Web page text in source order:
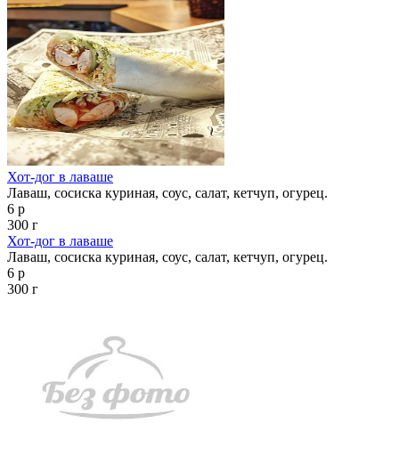
Хот-дог в лаваше
Лаваш, сосиска куриная, соус, салат, кетчуп, огурец.
6 р
300 г
Хот-дог в лаваше
Лаваш, сосиска куриная, соус, салат, кетчуп, огурец.
6 р
300 г